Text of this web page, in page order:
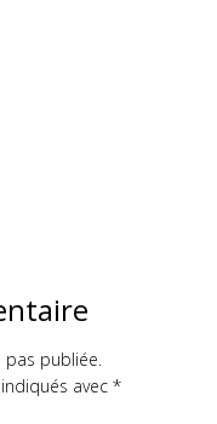
pas publiée.
avec *